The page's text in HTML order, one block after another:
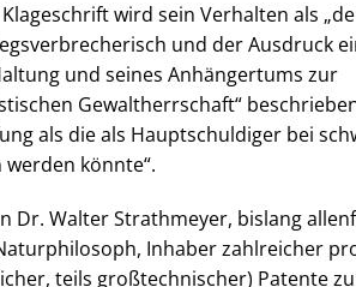
wird sein Verhalten als
und der Ausdruck
und seines Anhängertums zur
Gewaltherrschaft“
als die als Hauptschuldiger bei
könnte“.
Dr. Walter Strathmeyer, bislang
Inhaber zahlreicher
teils großtechnischer) Patente